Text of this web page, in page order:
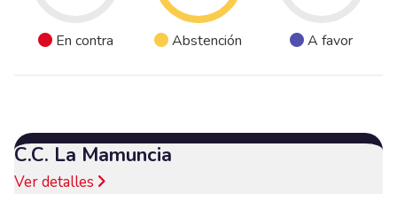
En contra Abstención A favor
C.C. La Mamuncia
Ver detalles